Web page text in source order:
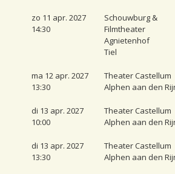
zo 11 apr. 2027
14:30
Schouwburg &
Filmtheater
Agnietenhof
Tiel
ma 12 apr. 2027
13:30
Theater Castellum
Alphen aan den
di 13 apr. 2027
10:00
Theater Castellum
Alphen aan den
di 13 apr. 2027
13:30
Theater Castellum
Alphen aan den